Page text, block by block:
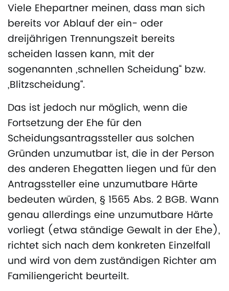
Viele Ehepartner meinen, dass man sich
bereits vor Ablauf der ein- oder
dreijährigen Trennungszeit bereits
scheiden lassen kann, mit der
sogenannten „schnellen Scheidung“ bzw.
„Blitzscheidung“.
Das ist jedoch nur möglich, wenn die
Fortsetzung der Ehe für den
Scheidungsantragssteller aus solchen
Gründen unzumutbar ist, die in der Person
des anderen Ehegatten liegen und für den
Antragssteller eine unzumutbare Härte
bedeuten würden, § 1565 Abs. 2 BGB. Wann
genau allerdings eine unzumutbare Härte
vorliegt (etwa ständige Gewalt in der Ehe),
richtet sich nach dem konkreten Einzelfall
und wird von dem zuständigen Richter am
Familiengericht beurteilt.